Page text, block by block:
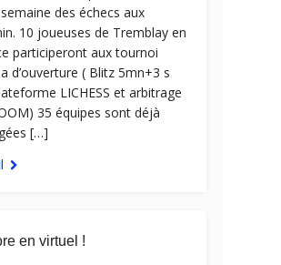
des échecs aux
10 joueuses de Tremblay en
participeront aux tournoi
d’ouverture ( Blitz 5mn+3 s
LICHESS et arbitrage
35 équipes sont déjà
[…]
en virtuel !